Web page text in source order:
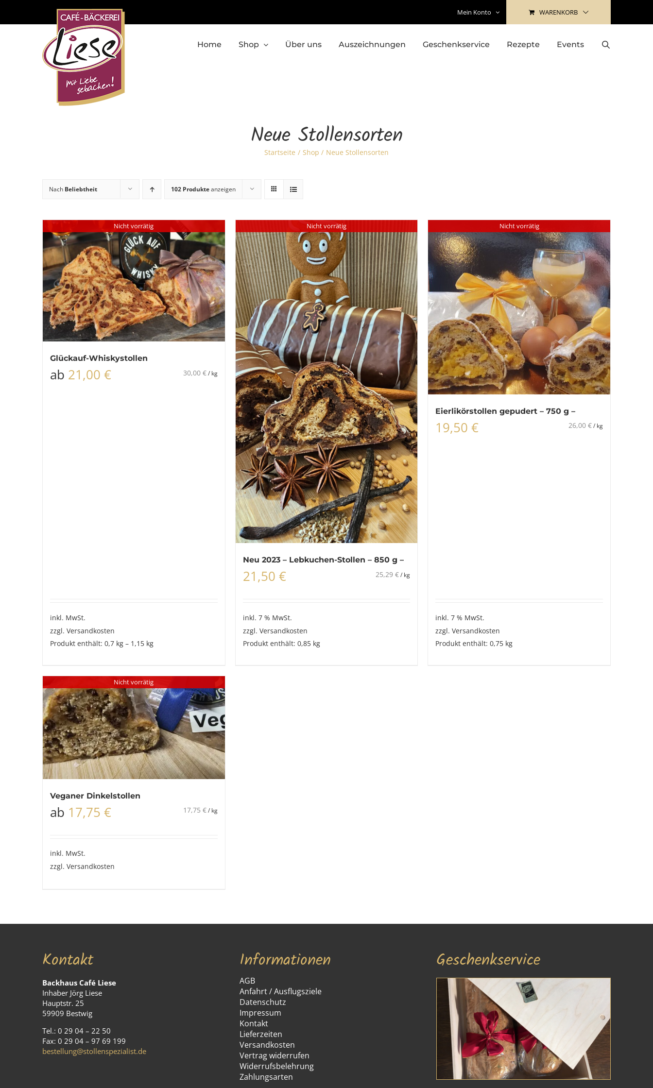
content
Mein Konto WARENKORB
Home Shop Über uns Auszeichnungen Geschenkservice Rezepte Events
Neue Stollensorten
Startseite Shop Neue Stollensorten
Nach Beliebtheit 102 Produkteanzeigen
Nicht vorrätig
Glückauf-Whiskystollen
ab 21,00 € 30,00 €/ kg
inkl. MwSt.
zzgl. Versandkosten
Produkt enthält: 0,7 kg – 1,15 kg
Nicht vorrätig
Neu 2023 – Lebkuchen-Stollen – 850 g –
21,50 € 25,29€/ kg
inkl. 7 % MwSt.
zzgl. Versandkosten
Produkt enthält: 0,85 kg
Nicht vorrätig
Eierlikörstollen gepudert – 750 g –
19,50€ 26,00 €/ kg
inkl. 7 % MwSt.
zzgl.Versandkosten
Produkt enthält: 0,75 kg
Nicht vorrätig
Veganer Dinkelstollen
ab 17,75 € 17,75 €/ kg
inkl. MwSt.
zzgl. Versandkosten
Kontakt
Backhaus Café Liese
Inhaber Jörg Liese
Hauptstr. 25
59909 Bestwig
Tel.: 0 29 04 – 22 50
Fax: 0 29 04 – 97 69 199
bestellung@stollenspezialist.de
Informationen
AGB
Anfahrt / Ausflugsziele
Datenschutz
Impressum
Kontakt
Lieferzeiten
Versandkosten
Vertrag widerrufen
Widerrufsbelehrung
Zahlungsarten
Geschenkservice